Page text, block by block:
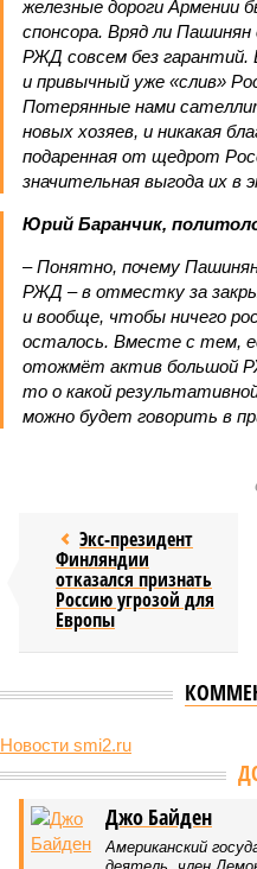
железные дороги Армении
спонсора. Вряд ли
РЖД совсем без гарантий.
и привычный уже «слив»
Потерянные нами
новых хозяев, и никакая
подаренная от щедрот
значительная выгода их
Юрий Баранчик,
– Понятно, почему
РЖД – в отместку за
и вообще, чтобы ничего
осталось. Вместе с тем,
отожмёт актив большой
то о какой
можно будет говорить в
Экс-президент
Финляндии
отказался признать
Россию угрозой для
Европы
Новости smi2.ru
Джо Байден
Американский